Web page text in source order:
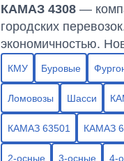
КАМАЗ 4308 —
городских
экономичностью.
КМУ Буровые
Ломовозы Шасси
КАМАЗ 63501 КАМАЗ
2-осные 3-осные 4-